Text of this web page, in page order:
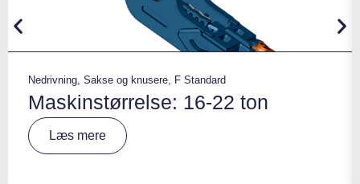
Nedrivning, Sakse og knusere, F Standard
Maskinstørrelse: 16-22 ton
Læs mere